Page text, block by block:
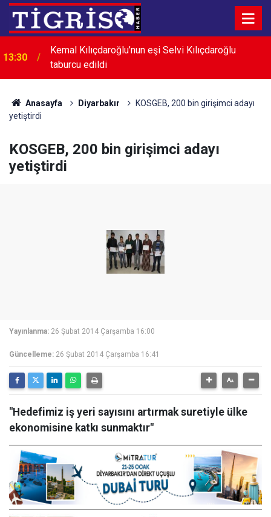
13:20 İki otomobil çarpıştı: 5 yaralı
Anasayfa Diyarbakır
KOSGEB, 200 bin girişimci adayı
yetiştirdi
KOSGEB, 200 bin girişimci adayı
yetiştirdi
Yayınlanma: 26 Şubat 2014 Çarşamba 16:00
Güncelleme: 26 Şubat 2014 Çarşamba 16:41
"Hedefimiz iş yeri sayısını artırmak suretiyle ülke
ekonomisine katkı sunmaktır"